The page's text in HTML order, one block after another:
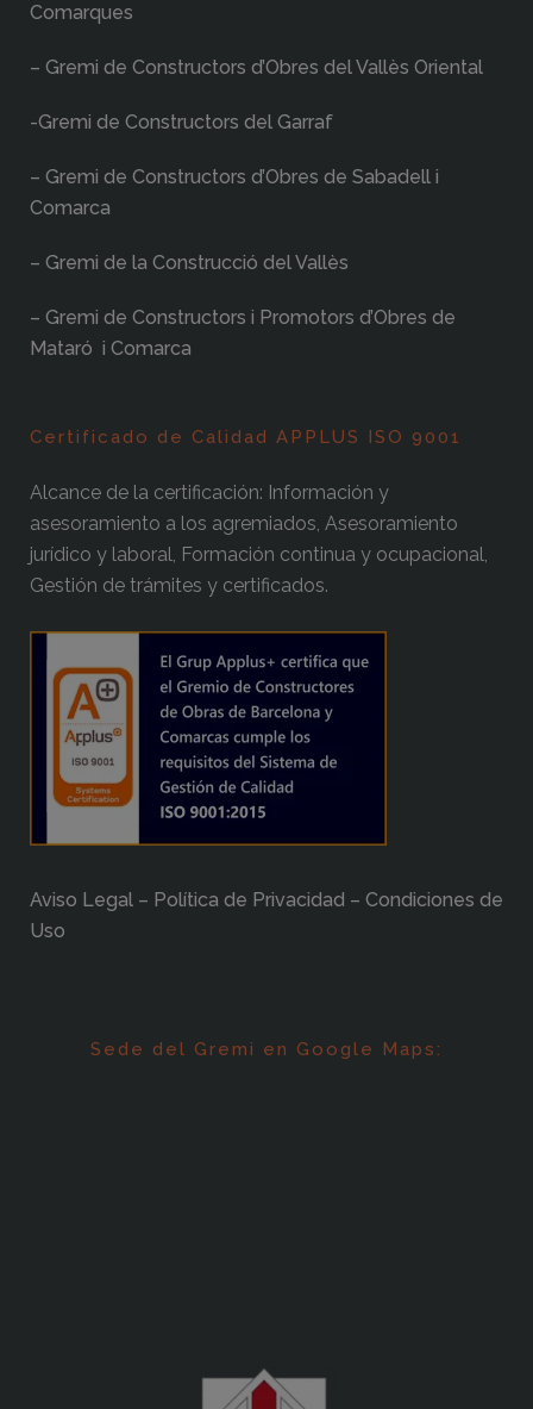
Comarques
– Gremi de Constructors d’Obres del Vallès Oriental
-Gremi de Constructors del Garraf
– Gremi de Constructors d’Obres de Sabadell i
Comarca
– Gremi de la Construcció del Vallès
– Gremi de Constructors i Promotors d’Obres de
Mataró i Comarca
Certificado de Calidad APPLUS ISO 9001
Alcance de la certificación: Información y
asesoramiento a los agremiados, Asesoramiento
jurídico y laboral, Formación continua y ocupacional,
Gestión de trámites y certificados.
Aviso Legal – Política de Privacidad – Condiciones de
Uso
Sede del Gremi en Google Maps: